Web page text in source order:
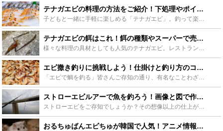
テナガエビの料理の方法をご紹介！下処理やポイントも解説！ - Leisurego(レジャーゴー)
子どもと一緒に手軽に楽しめる「テナガエビ」。釣って楽しむだけでなく、簡単な下処理で美味しくいただける食材でもあります。そんな「テナガエビ」を美味しく食べていただける料理方法から下処理やポイントをご紹...
テナガエビの餌はこれ！餌の種類やスーパーで売ってるアレで代用する方法もご紹介！ - Leisurego(レジャーゴー)
様々な料理の具材としても人気のテナガエビ。レストランやスーパーでしか見たことがない方も多いでしょう。でも実は身近な場所でも釣れたりする、釣っても楽しいエビなのです。どんな餌を付けようか、そんなワクワ...
エビ撒き釣りに挑戦しよう！仕掛けと釣り方のコツを大公開 - Leisurego(レジャーゴー)
「エビで鯛を釣る」皆さんご存知の通り、有名なことわざです。高価なエサを元に、もっと高価なターゲットを狙う。という意味ですよね。ハイリスク、ハイリターンなので、とてもゲーム性が高く、釣れたときの達成感...
ストローエビルアーで魚を釣ろう！画像と図で作り方を詳しく解説！ - Leisurego(レジャーゴー)
ストローエビをご存知でしょうか？その想像以上の仕上がりのリアルさで、一部で人気のあるストローで作ったエビの作り物です。驚くことにこの作ったエビで魚が釣れるのです。このストローエビの詳しい作り方を写真...
おるちゅばんエビちゅが韓国で人気！アニメ情報やポプテピピックとの関連まで - Leisurego(レジャーゴー)